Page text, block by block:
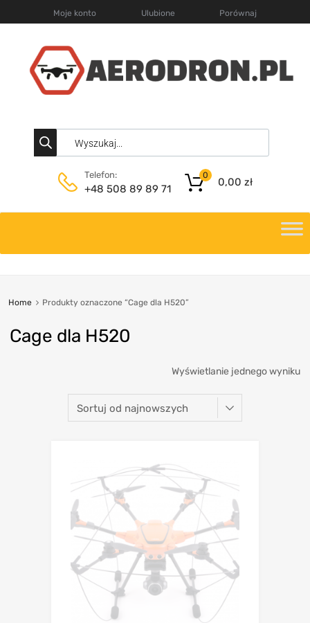
Moje konto Ulubione Porównaj
Telefon:
+48 508 89 89 71
0,00 zł
0
Home Produkty oznaczone “Cage dla H520”
Cage dla H520
Wyświetlanie jednego wyniku